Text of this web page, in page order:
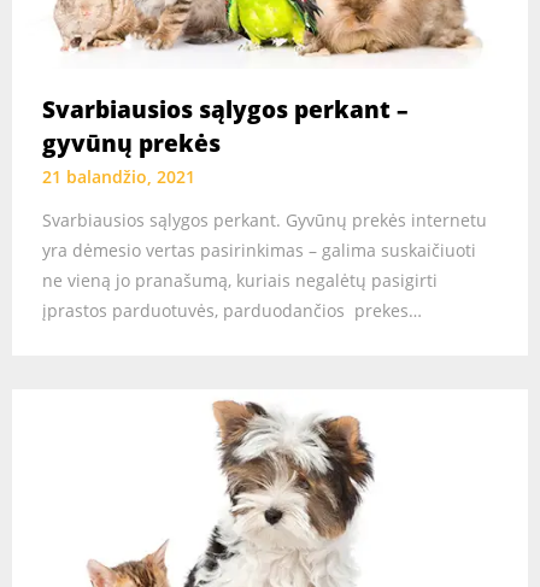
Svarbiausios sąlygos perkant –
gyvūnų prekės
21 balandžio, 2021
Svarbiausios sąlygos perkant. Gyvūnų prekės internetu
yra dėmesio vertas pasirinkimas – galima suskaičiuoti
ne vieną jo pranašumą, kuriais negalėtų pasigirti
įprastos parduotuvės, parduodančios prekes…